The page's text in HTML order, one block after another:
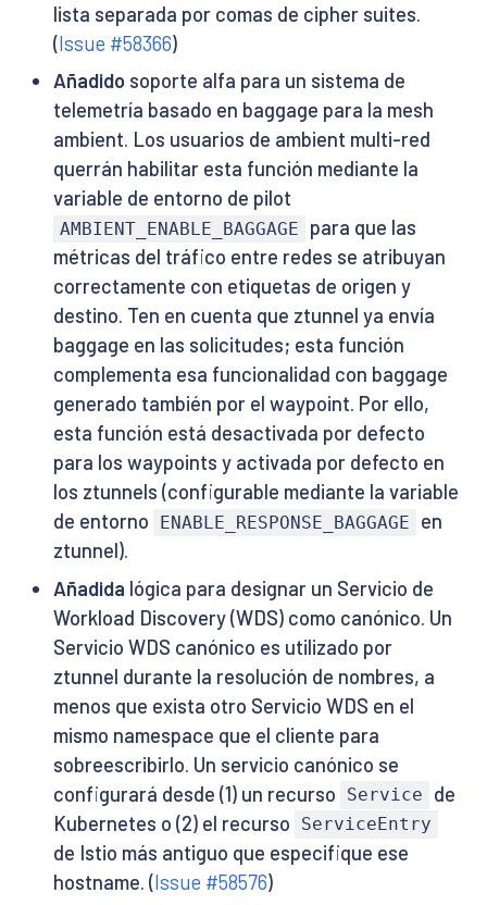
lista separada por comas de cipher suites.
(Issue #58366)
Añadidosoporte alfa para un sistema de
telemetría basado en baggage para la mesh
ambient. Los usuarios de ambient multi-red
querrán habilitar esta función mediante la
variable de entorno de pilot
AMBIENT_ENABLE_BAGGAGE
para que las
métricas del tráfico entre redes se atribuyan
correctamente con etiquetas de origen y
destino. Ten en cuenta que ztunnel ya envía
baggage en las solicitudes; esta función
complementa esa funcionalidad con baggage
generado también por el waypoint. Por ello,
esta función está desactivada por defecto
para los waypoints y activada por defecto en
los ztunnels (configurable mediante la variable
de entorno
ENABLE_RESPONSE_BAGGAGE
en
ztunnel).
Añadida lógica para designar un Servicio de
Workload Discovery (WDS) como canónico. Un
Servicio WDS canónico es utilizado por
ztunnel durante la resolución de nombres, a
menos que exista otro Servicio WDS en el
mismo namespace que el cliente para
sobreescribirlo. Un servicio canónico se
configurará desde (1) un recurso
Service
de
Kubernetes o (2) el recurso
ServiceEntry
de Istio más antiguo que especifique ese
hostname. (Issue #58576)